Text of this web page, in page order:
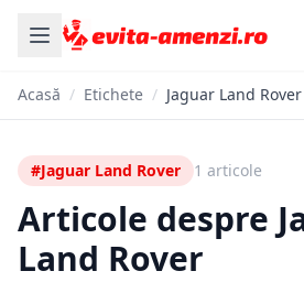
Acasă / Etichete / Jaguar Land Rover
#Jaguar Land Rover 1 articole
Articole despre
Land Rover